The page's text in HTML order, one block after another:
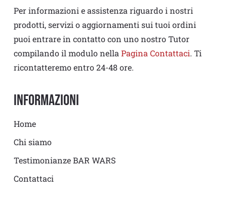
Per informazioni e assistenza riguardo i nostri
prodotti, servizi o aggiornamenti sui tuoi ordini
puoi entrare in contatto con uno nostro Tutor
compilando il modulo nella Pagina Contattaci. Ti
ricontatteremo entro 24-48 ore.
Informazioni
Home
Chi siamo
Testimonianze BAR WARS
Contattaci